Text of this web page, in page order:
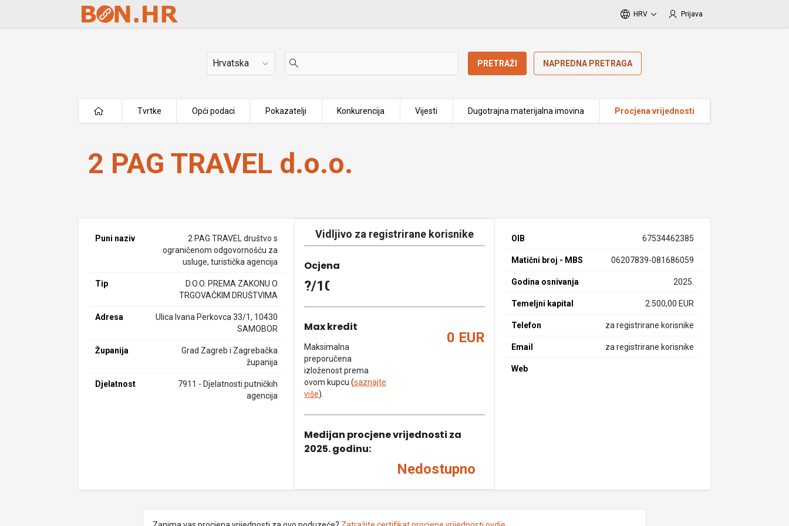
Skip to Main Content
HRV Prijava
Država PRETRAŽI NAPREDNA PRETRAGA
Tvrtke Opći podaci Pokazatelji Konkurencija Vijesti Dugotrajna materijalna imovina Procjena vrijednosti
2 PAG TRAVEL d.o.o.
2 PAG TRAVEL d.o.o.
Puni naziv
2 PAG TRAVEL društvo s
ograničenom odgovornošću za
usluge, turistička agencija
Tip
D.O.O. PREMA ZAKONU O
TRGOVAČKIM DRUŠTVIMA
Adresa
Ulica Ivana Perkovca 33/1, 10430
SAMOBOR
Županija
Grad Zagreb i Zagrebačka
županija
Djelatnost
7911 - Djelatnosti putničkih
agencija
Vidljivo za registrirane korisnike
Ocjena
?/10
Max kredit
Maksimalna
preporučena
izloženost prema
ovom kupcu (saznajte
više).
0 EUR
Medijan procjene vrijednosti za
2025. godinu:
Nedostupno
OIB 67534462385
Matični broj - MBS 06207839-081686059
Godina osnivanja 2025.
Temeljni kapital 2.500,00 EUR
Telefon za registrirane korisnike
Email za registrirane korisnike
Web